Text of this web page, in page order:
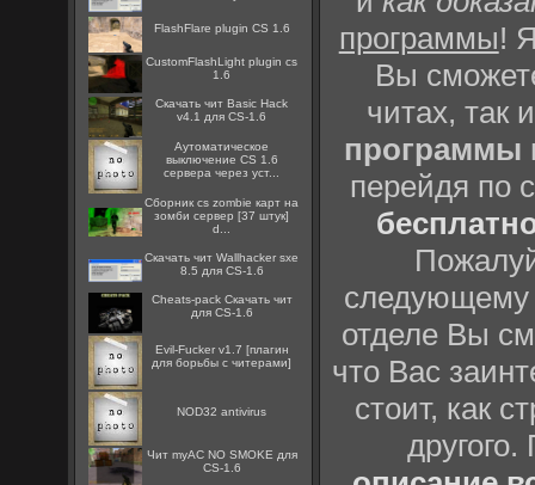
FlashFlare plugin CS 1.6
CustomFlashLight plugin cs
1.6
Скачать чит Basic Hack
v4.1 для CS-1.6
Аутоматическое
выключение CS 1.6
сервера через уст...
Сборник cs zombie карт на
зомби сервер [37 штук]
d...
Скачать чит Wallhacker sxe
8.5 для CS-1.6
Cheats-pack Скачать чит
для CS-1.6
Evil-Fucker v1.7 [плагин
для борьбы с читерами]
NOD32 antivirus
Чит myAC NO SMOKE для
CS-1.6
программы!
Вы
читах, так
программы
перейдя по
отделе Вы
что Вас
стоит, как